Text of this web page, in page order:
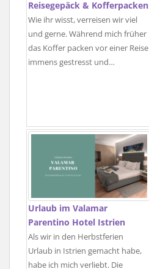
Reisegepäck & Kofferpacken
Wie ihr wisst, verreisen wir viel
und gerne. Während mich früher
das Koffer packen vor einer Reise
immens gestresst und…
Urlaub im Valamar
Parentino Hotel Istrien
Als wir in den Herbstferien
Urlaub in Istrien gemacht habe,
habe ich mich verliebt. Die